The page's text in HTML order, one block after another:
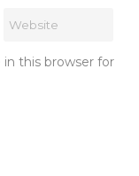
this browser for